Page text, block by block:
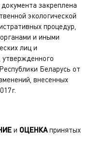
закреплена
экологической
процедур,
и иными
лиц и
Беларусь от
внесенных
и ОЦЕНКАпринятых